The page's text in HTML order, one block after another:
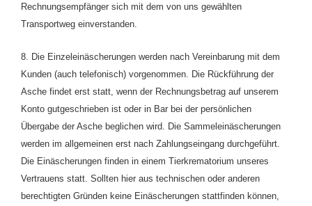
Rechnungsempfänger sich mit dem von uns gewählten
Transportweg einverstanden.
8. Die Einzeleinäscherungen werden nach Vereinbarung mit dem
Kunden (auch telefonisch) vorgenommen. Die Rückführung der
Asche findet erst statt, wenn der Rechnungsbetrag auf unserem
Konto gutgeschrieben ist oder in Bar bei der persönlichen
Übergabe der Asche beglichen wird. Die Sammeleinäscherungen
werden im allgemeinen erst nach Zahlungseingang durchgeführt.
Die Einäscherungen finden in einem Tierkrematorium unseres
Vertrauens statt. Sollten hier aus technischen oder anderen
berechtigten Gründen keine Einäscherungen stattfinden können,